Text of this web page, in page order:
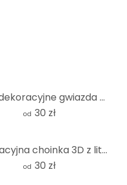
Litery dekoracyjne gwiazda 3D
od 30 zł
Dekoracyjna choinka 3D z literami
od 30 zł